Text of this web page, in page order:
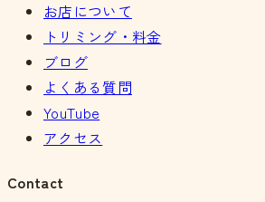
お店について
トリミング・料金
ブログ
よくある質問
YouTube
アクセス
Contact